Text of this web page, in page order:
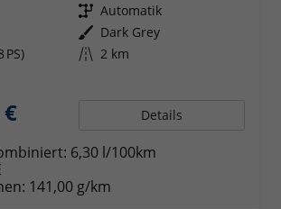
Getriebe Automatik
Außenfarbe Dark Grey
PS) Kilometerstand 2 km
Details
6,30 l/100km
141,00 g/km